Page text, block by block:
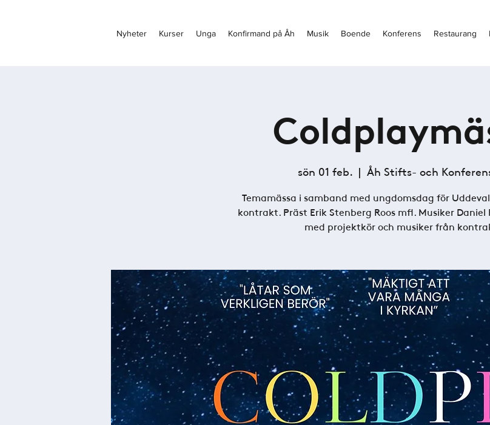
Nyheter Kurser Unga Konfirmand på Åh Musik Boende Konferens Restaurang
sön 01 feb.
  |
Åh Stifts- och
Temamässa i samband med ungdomsdag för
kontrakt. Präst Erik Stenberg Roos mfl. Musiker
med projektkör och musiker från